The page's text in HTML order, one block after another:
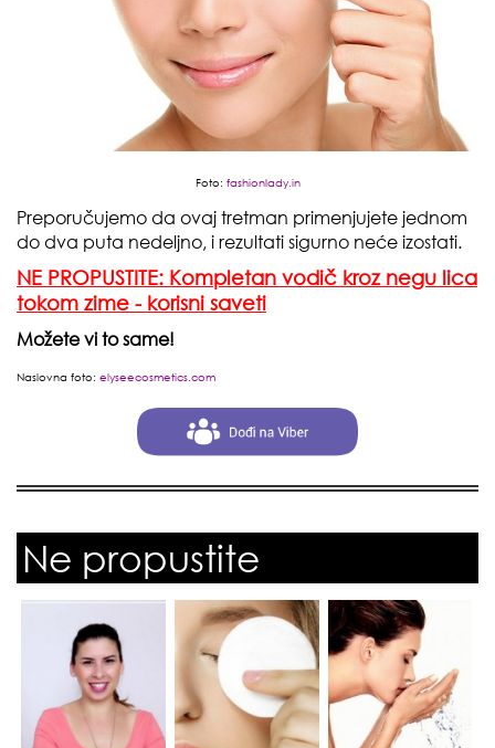
Foto: fashionlady.in
Preporučujemo da ovaj tretman primenjujete jednom
do dva puta nedeljno, i rezultati sigurno neće izostati.
NE PROPUSTITE: Kompletan vodič kroz negu lica
tokom zime - korisni saveti
Možete vi to same!
Naslovna foto: elyseecosmetics.com
Ne propustite